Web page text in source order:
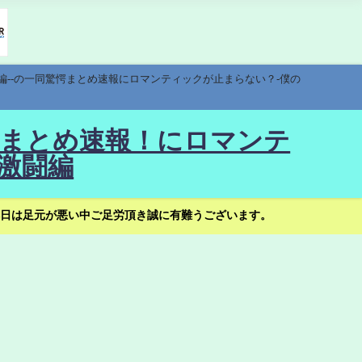
の一同驚愕まとめ速報にロマンティックが止まらない？-僕の
とめ速報！にロマンテ
闘編
足元が悪い中ご足労頂き誠に有難うございます。